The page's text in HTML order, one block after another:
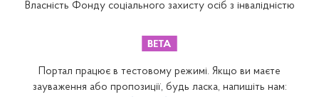
Закарпатське відділення
Власність Фонду соціального захисту осіб з інвалідністю
Портал працює в тестовому режимі. Якщо ви маєте
зауваження або пропозиції, будь ласка, напишіть нам: